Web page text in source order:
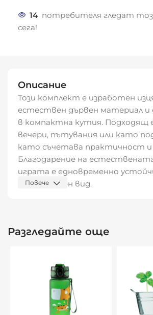
14 потребителя гледат
сега!
Описание
Този комплект е изработен
естествен дървен материал и
в компактна кутия. Подходящ
вечери, пътувания или като
като съчетава практичност и
Благодарение на
играта е едновременно
автентичен вид.
Настолна игра в дървена
Компактен и удобен за
пренасяне
Подходяща за деца и
Повече
Разгледайте още